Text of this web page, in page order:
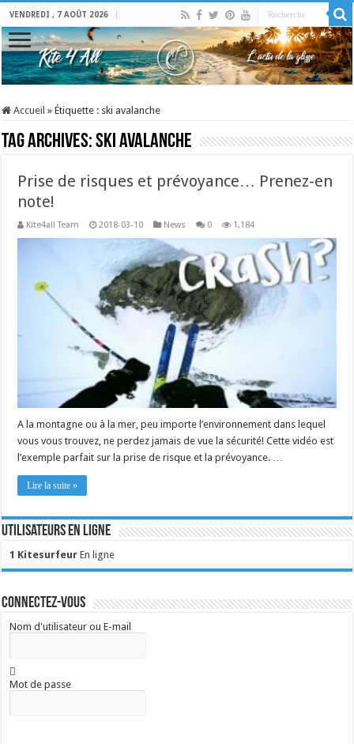
VENDREDI , 7 AOÛT 2026
Accueil » Étiquette : ski avalanche
Tag Archives:ski avalanche
Prise de risques et prévoyance… Prenez-en
note!
Kite4all Team 2018-03-10 News 0 1,184
A la montagne ou à la mer, peu importe l’environnement dans lequel
vous vous trouvez, ne perdez jamais de vue la sécurité! Cette vidéo est
l’exemple parfait sur la prise de risque et la prévoyance. …
Lire la suite »
Utilisateurs en ligne
1 Kitesurfeur En ligne
Connectez-vous
Nom d'utilisateur ou E-mail
Mot de passe